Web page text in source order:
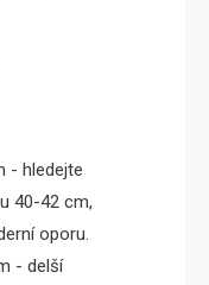
- hledejte
40-42 cm,
oporu.
- delší